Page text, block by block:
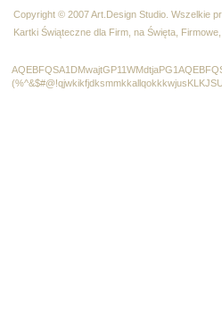
Copyright © 2007 Art.Design Studio. Wszelkie
Kartki Świąteczne dla Firm, na Święta,